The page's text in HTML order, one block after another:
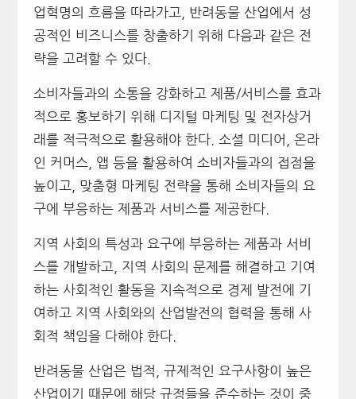
업혁명의 흐름을 따라가고, 반려동물 산업에서 성
공적인 비즈니스를 창출하기 위해 다음과 같은 전
략을 고려할 수 있다.
소비자들과의 소통을 강화하고 제품/서비스를 효과
적으로 홍보하기 위해 디지털 마케팅 및 전자상거
래를 적극적으로 활용해야 한다. 소셜 미디어, 온라
인 커머스, 앱 등을 활용하여 소비자들과의 접점을
높이고, 맞춤형 마케팅 전략을 통해 소비자들의 요
구에 부응하는 제품과 서비스를 제공한다.
지역 사회의 특성과 요구에 부응하는 제품과 서비
스를 개발하고, 지역 사회의 문제를 해결하고 기여
하는 사회적인 활동을 지속적으로 경제 발전에 기
여하고 지역 사회와의 산업발전의 협력을 통해 사
회적 책임을 다해야 한다.
반려동물 산업은 법적, 규제적인 요구사항이 높은
산업이기 때문에 해당 규정들을 준수하는 것이 중